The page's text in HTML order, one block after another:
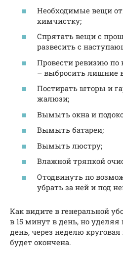
Необходимые вещи
химчистку;
Спрятать вещи с
развесить с
Провести ревизию по
– выбросить лишние
Постирать шторы и
жалюзи;
Вымыть окна и
Вымыть батареи;
Вымыть люстру;
Влажной тряпкой
Отодвинуть по
убрать за ней и под
Как видите в генеральной
в 15 минут в день, но
день, через неделю круговая
будет окончена.